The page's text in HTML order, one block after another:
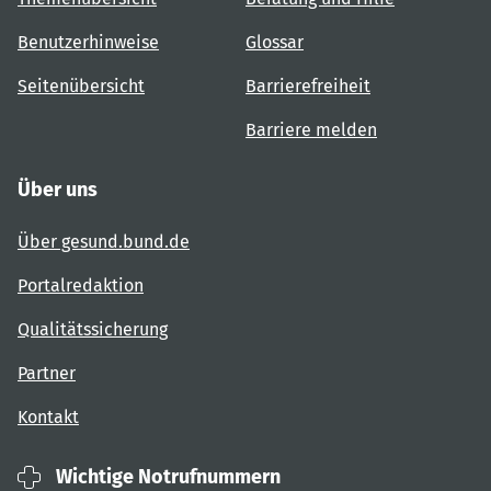
Benutzerhinweise
Seitenübersicht
Glossar
Barrierefreiheit
Barriere melden
Über uns
Über gesund.bund.de
Portalredaktion
Qualitätssicherung
Partner
Kontakt
Wichtige Notrufnummern